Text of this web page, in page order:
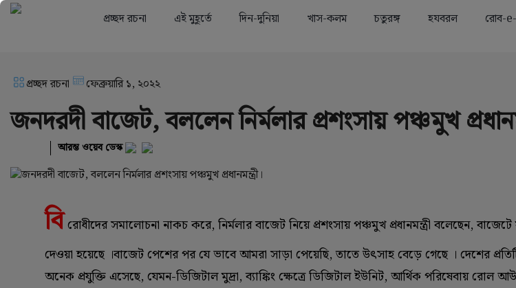
প্রচ্ছদ রচনা এই মুহূর্তে দিন-দুনিয়া খাস-কলম চতুরঙ্গ হযবরল রোব-
প্রচ্ছদ রচনা ফেব্রুয়ারি ১, ২০২২
জনদরদী বাজেট, বললেন নির্মলার প্রশংসায় পঞ্চমুখ
আরম্ভ ওয়েব ডেস্ক
বি রোধীদের সমালোচনা নাকচ করে, নির্মলার বাজেট নিয়ে প্রশংসায় পঞ্চমুখ প্রধানমন্ত্রী বলেছেন,
দেওয়া হয়েছে ।বাজেট পেশের পর যে ভাবে আমরা সাড়া পেয়েছি, তাতে উৎসাহ বেড়ে গেছে । দেশের
অনেক প্রযুক্তি এসেছে, যেমন-ডিজিটাল মুদ্রা, ব্যাঙ্কিং ক্ষেত্রে ডিজিটাল ইউনিট, আর্থিক পরিষেবায় রোল